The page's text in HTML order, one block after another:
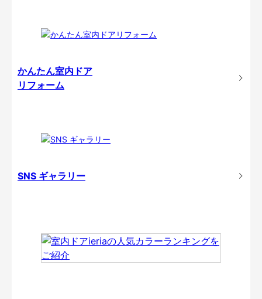
かんたん室内ドア
リフォーム
SNS ギャラリー